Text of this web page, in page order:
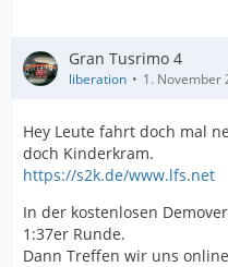
Gran Tusrimo 4
liberation 1. November
Hey Leute fahrt doch mal
doch Kinderkram.
https://s2k.de/www.lfs.net
In der kostenlosen
1:37er Runde.
Dann Treffen wir uns